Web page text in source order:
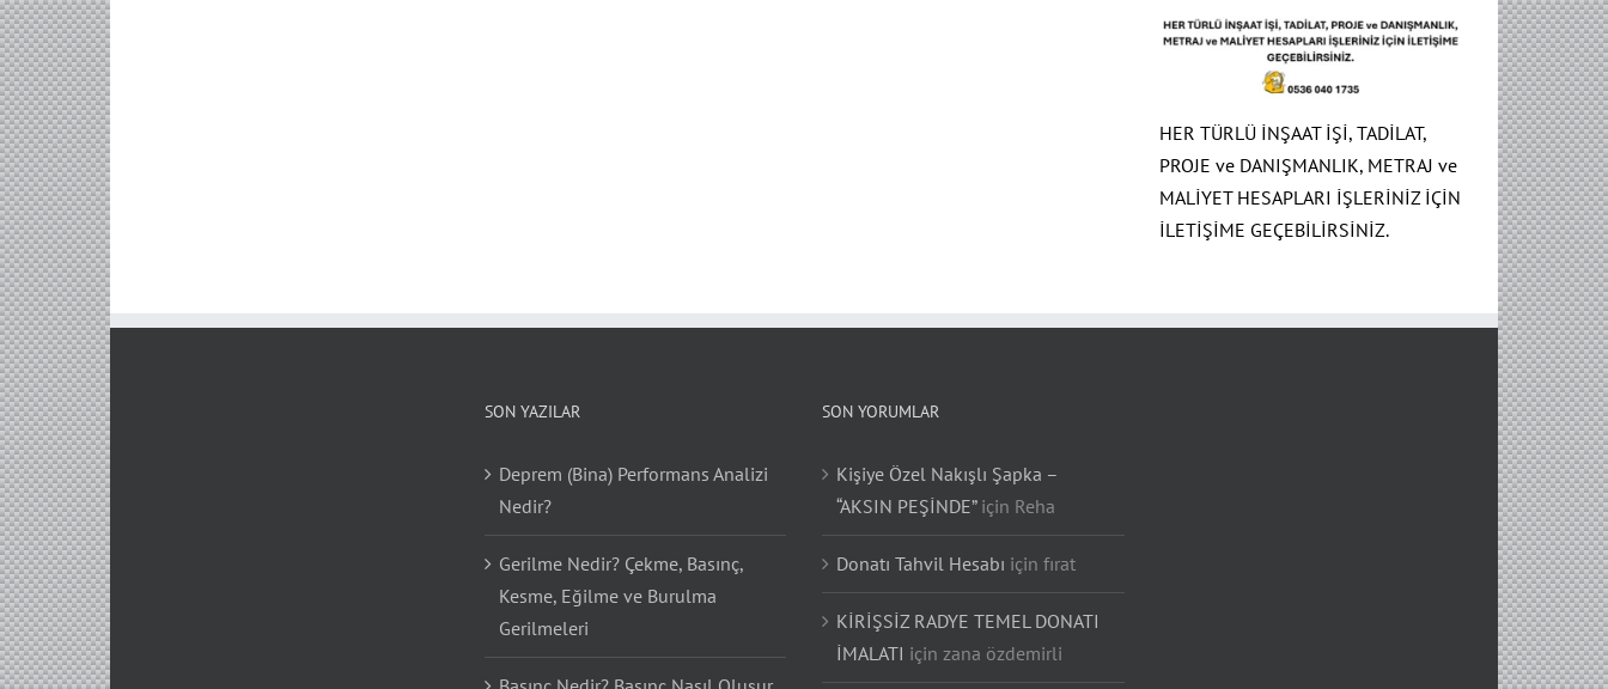
HER TÜRLÜ İNŞAAT İŞİ, TADİLAT,
PROJE ve DANIŞMANLIK, METRAJ ve
MALİYET HESAPLARI İŞLERİNİZ İÇİN
İLETİŞİME GEÇEBİLİRSİNİZ.
SON YAZILAR
Deprem (Bina) Performans Analizi
Nedir?
Gerilme Nedir? Çekme, Basınç,
Kesme, Eğilme ve Burulma
Gerilmeleri
SON YORUMLAR
Kişiye Özel Nakışlı Şapka –
“AKSIN PEŞİNDE”için Reha
Donatı Tahvil Hesabı için fırat
KİRİŞSİZ RADYE TEMEL DONATI
İMALATI için zana özdemirli